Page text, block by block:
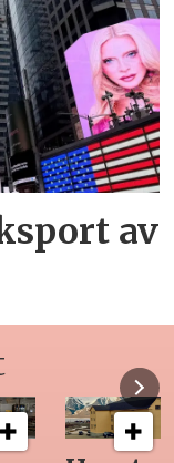
av